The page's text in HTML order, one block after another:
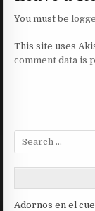
You must be
This site uses
comment data is
Search
for:
Adornos en el